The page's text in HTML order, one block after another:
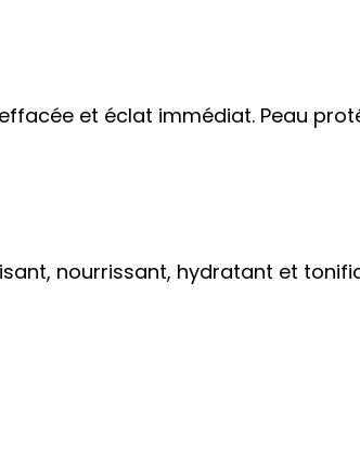
et éclat immédiat. Peau
nourrissant, hydratant et